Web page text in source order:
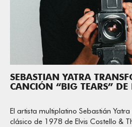
SEBASTIAN YATRA
CANCIÓN “BIG TEARS” DE
El artista multiplatino Sebastián
clásico de 1978 de Elvis Costello &